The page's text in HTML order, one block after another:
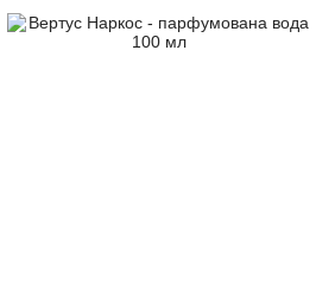
Швидке замовлення